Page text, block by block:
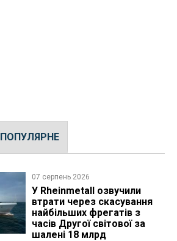
ПОПУЛЯРНЕ
07 серпень 2026
У Rheinmetall озвучили
втрати через скасування
найбільших фрегатів з
часів Другої світової за
шалені 18 млрд